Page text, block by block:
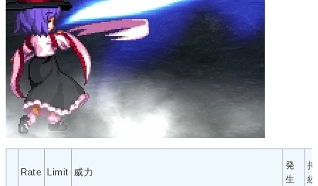
Rate Limit 威力
発
生
持
続